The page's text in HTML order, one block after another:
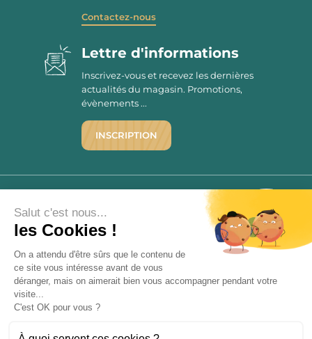
Contactez-nous
2779 AVIS
9.7/10
Lettre d'informations
Inscrivez-vous et recevez les dernières
actualités du magasin. Promotions,
évènements ...
INSCRIPTION
Qui sommes-nous ?
Mentions légales
Politique de confidentialité
FAQ
Salut c'est nous...
les Cookies !
On a attendu d'être sûrs que le contenu de
ce site vous intéresse avant de vous
déranger, mais on aimerait bien vous accompagner pendant votre
visite...
C'est OK pour vous ?